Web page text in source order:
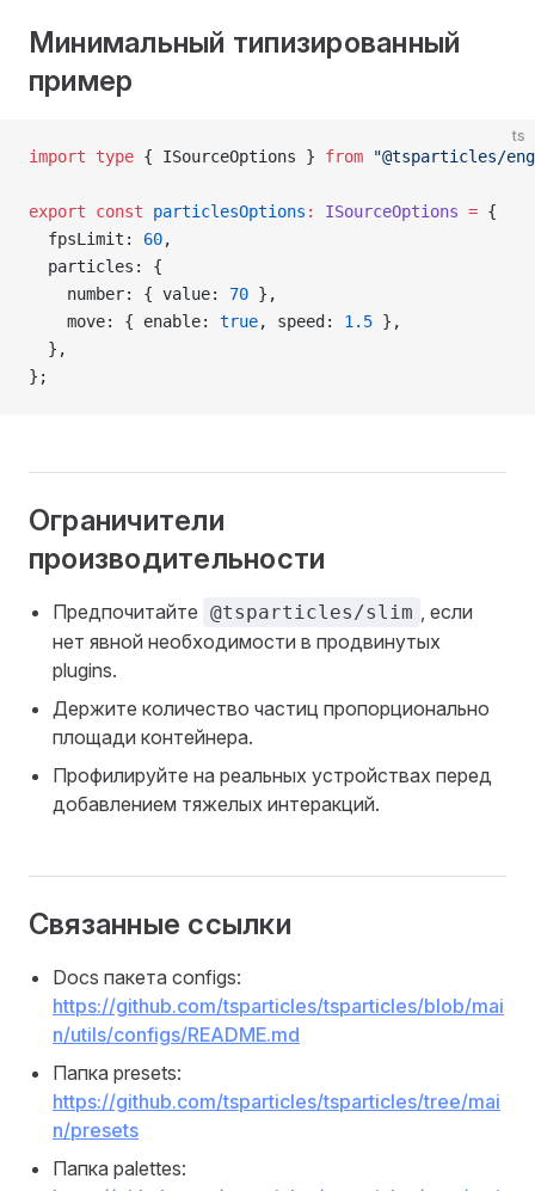
Минимальный типизированный
пример
ts
import type { ISourceOptions } from "@tsparticles/
export const particlesOptions : ISourceOptions = {
  fpsLimit:
60,
  particles: {
    number: { value:
70 },
    move: { enable:
true, speed: 1.5 },
  },
};
Ограничители
производительности
Предпочитайте @tsparticles/slim
, если
нет явной необходимости в продвинутых
plugins.
Держите количество частиц пропорционально
площади контейнера.
Профилируйте на реальных устройствах перед
добавлением тяжелых интеракций.
Связанные ссылки
Docs пакета configs:
https://github.com/tsparticles/tsparticles/blob/mai
n/utils/configs/README.md
Папка presets:
https://github.com/tsparticles/tsparticles/tree/mai
n/presets
Папка palettes: